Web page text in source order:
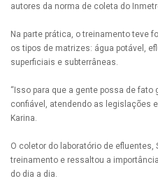
autores da norma de coleta do
Na parte prática, o treinamento teve
os tipos de matrizes: água potável,
superficiais e subterrâneas.
“Isso para que a gente possa de
confiável, atendendo as legislações
Karina.
O coletor do laboratório de efluentes,
treinamento e ressaltou a
do dia a dia.